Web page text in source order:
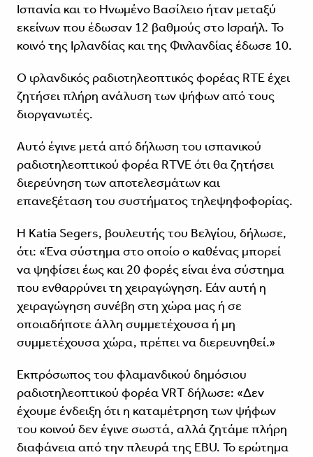
Ισπανία και το Ηνωμένο Βασίλειο ήταν μεταξύ
εκείνων που έδωσαν 12 βαθμούς στο Ισραήλ. Το
κοινό της Ιρλανδίας και της Φινλανδίας έδωσε 10.
Ο ιρλανδικός ραδιοτηλεοπτικός φορέας RTE έχει
ζητήσει πλήρη ανάλυση των ψήφων από τους
διοργανωτές.
Αυτό έγινε μετά από δήλωση του ισπανικού
ραδιοτηλεοπτικού φορέα RTVE ότι θα ζητήσει
διερεύνηση των αποτελεσμάτων και
επανεξέταση του συστήματος τηλεψηφοφορίας.
Η Katia Segers, βουλευτής του Βελγίου, δήλωσε,
ότι: «Ένα σύστημα στο οποίο ο καθένας μπορεί
να ψηφίσει έως και 20 φορές είναι ένα σύστημα
που ενθαρρύνει τη χειραγώγηση. Εάν αυτή η
χειραγώγηση συνέβη στη χώρα μας ή σε
οποιαδήποτε άλλη συμμετέχουσα ή μη
συμμετέχουσα χώρα, πρέπει να διερευνηθεί.»
Εκπρόσωπος του φλαμανδικού δημόσιου
ραδιοτηλεοπτικού φορέα VRT δήλωσε: «Δεν
έχουμε ένδειξη ότι η καταμέτρηση των ψήφων
του κοινού δεν έγινε σωστά, αλλά ζητάμε πλήρη
διαφάνεια από την πλευρά της EBU. Το ερώτημα